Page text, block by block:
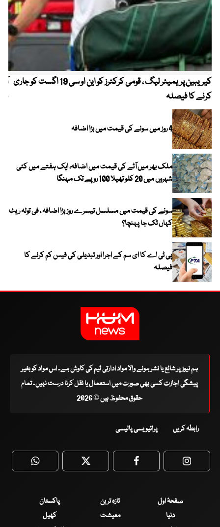
کیریبین پریمیئر لیگ ، قومی کرکٹرز کو این او سی 19 اگست کو جاری
کرنے کا فیصلہ
4 روز میں سونے کی قیمت میں بڑا اضافہ
ملک بھر میں آٹے کی قیمت میں اضافہ، ایک ہفتے میں کئی
شہروں میں 20 کلو تھیلا 100 روپے تک مہنگا
سونے کی قیمت میں مسلسل تیسرے روز بڑا اضافہ ، فی تولہ ریٹ
کہاں تک جا پہنچا؟
پی ٹی اے کا ای سم کے اجرا اور تبدیلی کی فیس کم کرنے کا
فیصلہ
ہم نیوز پر شائع یا نشر ہونے والا مواد ادارتی ٹیم کی کاوش ہے۔ اس مواد کو بغیر
پیشگی اجازت کسی بھی صورت میں استعمال یا نقل کرنا درست نہیں۔ تمام
حقوق محفوظ ہیں © 2026
رابطہ کریں پرائیویسی پالیسی
WhatsApp Twitter Facebook
صفحۂ اول تازہ ترین
پاکستان
دنیا
معیشت
کھیل